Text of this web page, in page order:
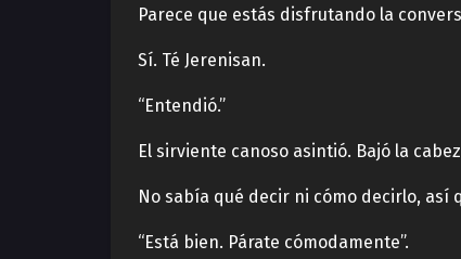
Parece que estás disfrutando la
Sí. Té Jerenisan.
“Entendió.”
El sirviente canoso asintió. Bajó la
No sabía qué decir ni cómo decirlo, así
“Está bien. Párate cómodamente”.